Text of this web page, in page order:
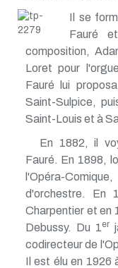
Il se
Fauré
composition,
Loret pour
Fauré lui
Saint-Sulpice,
Saint-Louis et à
En 1882, il
Fauré. En 1898,
l'Opéra-
d'orchestre. En
Charpentier et en
Debussy. Du 1er
codirecteur de
Il est élu en 1926